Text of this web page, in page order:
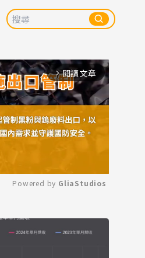
arrow_forward_ios 閱讀文章
Mute
Powered by GliaStudios